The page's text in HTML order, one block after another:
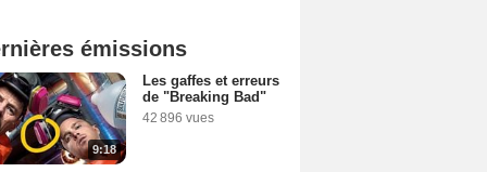
émissions
9:18
Les gaffes et erreurs
de "Breaking Bad"
42 896 vues